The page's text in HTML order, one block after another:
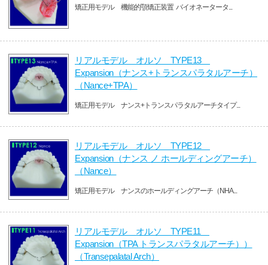
矯正用モデル 機能的顎矯正装置 バイオネータータ...
リアルモデル オルソ TYPE13
Expansion（ナンス+トランスパラタルアーチ）
（Nance+TPA）
矯正用モデル ナンス+トランスパラタルアーチタイプ...
リアルモデル オルソ TYPE12
Expansion（ナンス ノ ホールディングアーチ）
（Nance）
矯正用モデル ナンスのホールディングアーチ（NHA...
リアルモデル オルソ TYPE11
Expansion（TPA トランスパラタルアーチ））
（Transepalatal Arch）